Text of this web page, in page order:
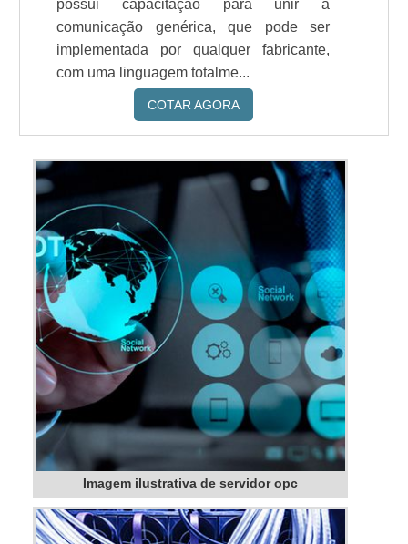
possui capacitação para unir a
comunicação genérica, que pode ser
implementada por qualquer fabricante,
com uma linguagem totalme...
COTAR AGORA
Imagem ilustrativa de servidor opc